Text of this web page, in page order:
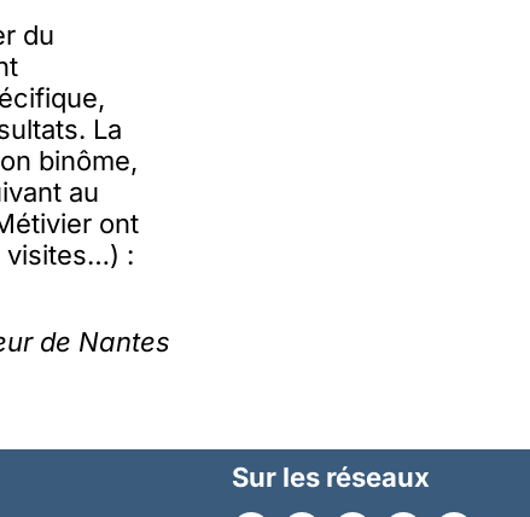
du
La
binôme,
au
ont
visites…) :
de Nantes
Sur les réseaux